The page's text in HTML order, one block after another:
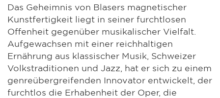
Das Geheimnis von Blasers magnetischer
Kunstfertigkeit liegt in seiner furchtlosen
Offenheit gegenüber musikalischer Vielfalt.
Aufgewachsen mit einer reichhaltigen
Ernährung aus klassischer Musik, Schweizer
Volkstraditionen und Jazz, hat er sich zu einem
genreübergreifenden Innovator entwickelt, der
furchtlos die Erhabenheit der Oper, die